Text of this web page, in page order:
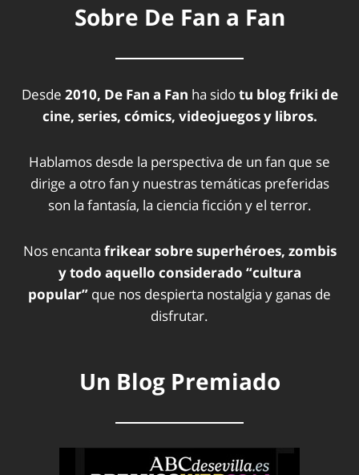
Sobre De Fan a Fan
Desde 2010, De Fan a Fan ha sidotu blog friki de
cine, series, cómics, videojuegos y libros.
Hablamos desde la perspectiva de un fan que se
dirige a otro fan y nuestras temáticas preferidas
son la fantasía, la ciencia ficción y el terror.
Nos encanta frikear sobre superhéroes, zombis
y todo aquello considerado “cultura
popular” que nos despierta nostalgia y ganas de
disfrutar.
Un Blog Premiado